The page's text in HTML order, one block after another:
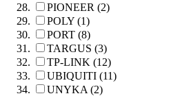
PIONEER (2)
POLY (1)
PORT (8)
TARGUS (3)
TP-LINK (12)
UBIQUITI (11)
UNYKA (2)